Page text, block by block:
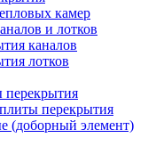
камер
и лотков
каналов
лотков
перекрытия
перекрытия
(доборный элемент)